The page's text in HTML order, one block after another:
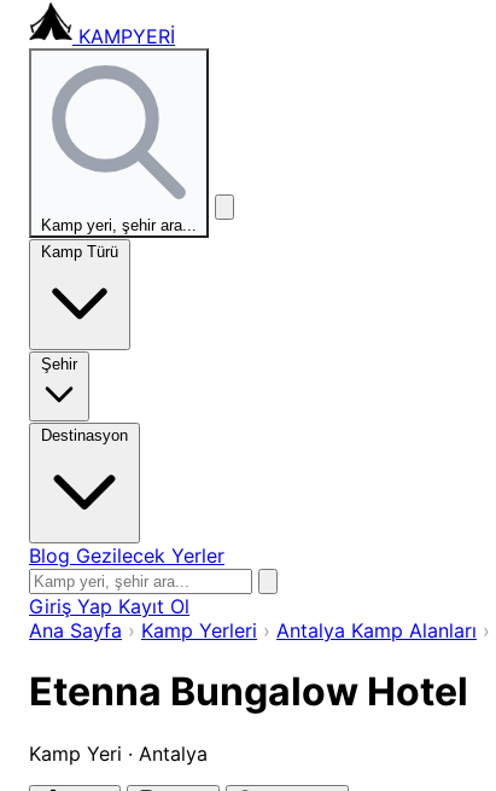
KAMPYERİ
Kamp yeri, şehir ara...
Kamp Türü
Şehir
Destinasyon
Blog Gezilecek Yerler
Giriş Yap Kayıt Ol
Ana Sayfa › Kamp Yerleri › Antalya Kamp Alanları ›
Etenna Bungalow Hotel
Kamp Yeri · Antalya